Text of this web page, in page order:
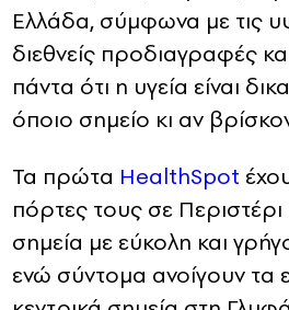
Ελλάδα, σύμφωνα με τις
διεθνείς προδιαγραφές
πάντα ότι η υγεία είναι
όποιο σημείο κι αν
Τα πρώτα HealthSpot
πόρτες τους σε Περιστέρι
σημεία με εύκολη και
ενώ σύντομα ανοίγουν τα